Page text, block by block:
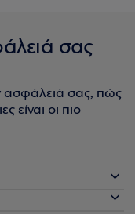
σας
ασφάλειά σας, πώς
είναι οι πιο